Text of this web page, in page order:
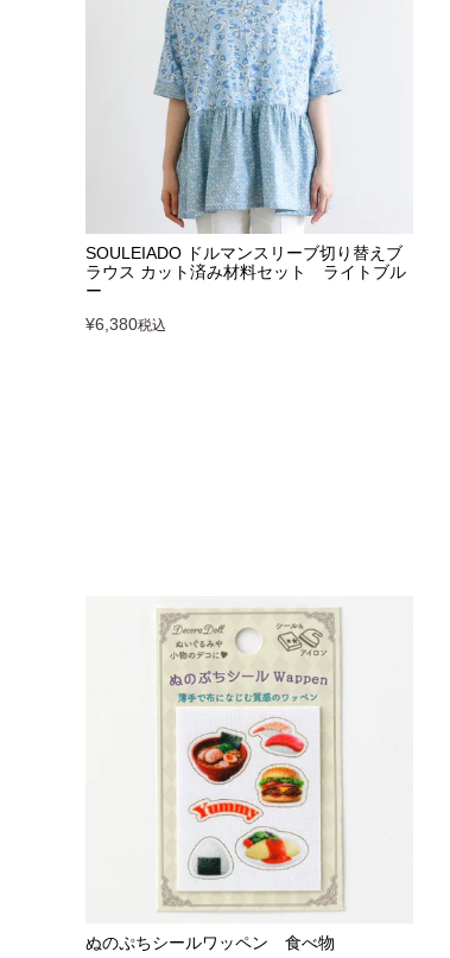
SOULEIADO ドルマンスリーブ切り替えブ
ラウス カット済み材料セット ライトブル
ー
¥6,380税込
ぬのぷちシールワッペン 食べ物